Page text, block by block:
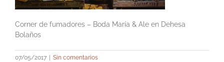
Corner de fumadores – Boda María & Ale en Dehesa
Bolaños
07/05/2017 Sin comentarios